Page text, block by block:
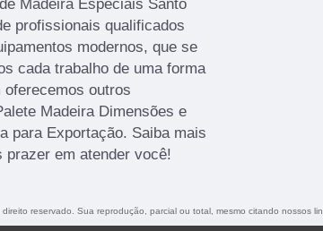
Madeira Especiais Santo
profissionais qualificados
modernos, que se
cada trabalho de uma forma
outros
Madeira Dimensões e
para Exportação. Saiba mais
prazer em atender você!
reservado. Sua reprodução, parcial ou total, mesmo citando nossos